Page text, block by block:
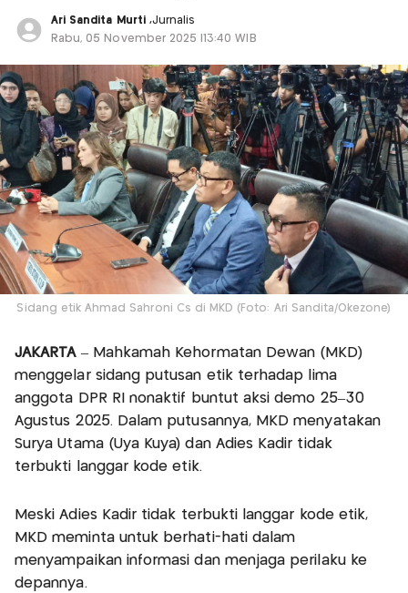
Ari Sandita Murti ,Jurnalis
Rabu, 05 November 2025 |13:40 WIB
Sidang etik Ahmad Sahroni Cs di MKD (Foto: Ari Sandita/Okezone)
JAKARTA– Mahkamah Kehormatan Dewan (MKD)
menggelar sidang putusan etik terhadap lima
anggota DPR RI nonaktif buntut aksi demo 25–30
Agustus 2025. Dalam putusannya, MKD menyatakan
Surya Utama (Uya Kuya) dan Adies Kadir tidak
terbukti langgar kode etik.
Meski Adies Kadir tidak terbukti langgar kode etik,
MKD meminta untuk berhati-hati dalam
menyampaikan informasi dan menjaga perilaku ke
depannya.